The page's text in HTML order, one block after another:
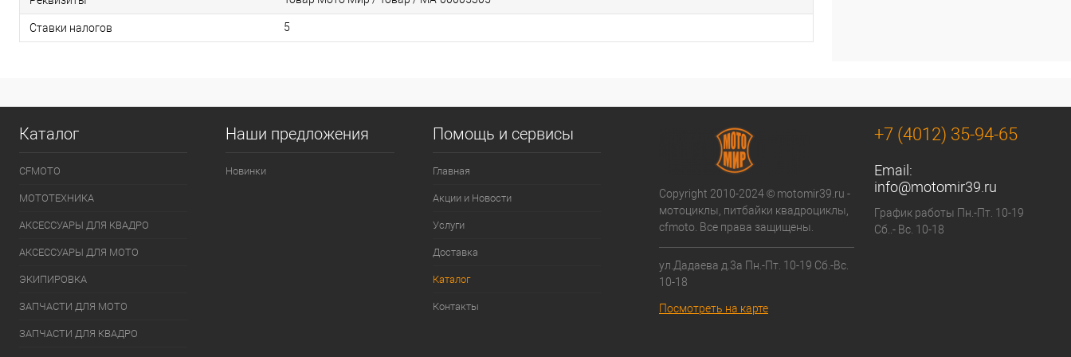
Ставки налогов 5
Каталог
CFMOTO
МОТОТЕХНИКА
АКСЕССУАРЫ ДЛЯ КВАДРО
АКСЕССУАРЫ ДЛЯ МОТО
ЭКИПИРОВКА
ЗАПЧАСТИ ДЛЯ МОТО
ЗАПЧАСТИ ДЛЯ КВАДРО
Наши предложения
Новинки
Помощь и сервисы
Главная
Акции и Новости
Услуги
Доставка
Каталог
Контакты
Copyright 2010-2024 © motomir39.ru -
мотоциклы, питбайки квадроциклы,
cfmoto. Все права защищены.
ул.Дадаева д.3а Пн.-Пт. 10-19 Сб.-Вс.
10-18
Посмотреть на карте
+7 (4012) 35-94-65
Email:
info@motomir39.ru
График работы Пн.-Пт. 10-19
Сб..- Вс. 10-18